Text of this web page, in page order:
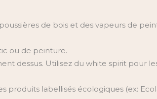
de bois et des vapeurs de
ou de peinture.
dessus. Utilisez du white spirit pour
produits labellisés écologiques (ex: